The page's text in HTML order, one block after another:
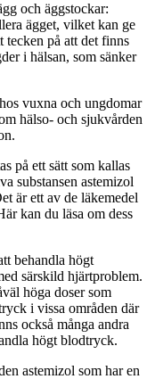
och äggstockar:
ägget, vilket kan ge
tecken på att det finns
i hälsan, som sänker
vuxna och ungdomar
hälso- och sjukvården
på ett sätt som kallas
substansen astemizol
är ett av de läkemedel
kan du läsa om dess
behandla högt
särskild hjärtproblem.
höga doser som
i vissa områden där
också många andra
högt blodtryck.
astemizol som har en